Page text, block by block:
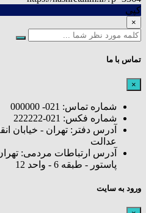
کپی
×
تماس با ما
×
شماره تماس: 021- 000000
شماره فکس: 021-222222
آدرس دفتر: تهران - خیابان
عدالت
آدرس ارتباطات مردمی:
پاستور - طبقه 6 - واحد 12
ورود به سایت